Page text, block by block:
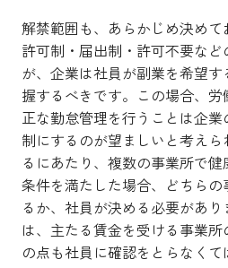
解禁範囲も、あらかじめ決めて
許可制・届出制・許可不要な
が、企業は社員が副業を希望
握するべきです。この場合、
正な勤怠管理を行うことは企
制にするのが望ましいと考え
るにあたり、複数の事業所で
条件を満たした場合、どちら
るか、社員が決める必要があ
は、主たる賃金を受ける事業
の点も社員に確認をとらなく